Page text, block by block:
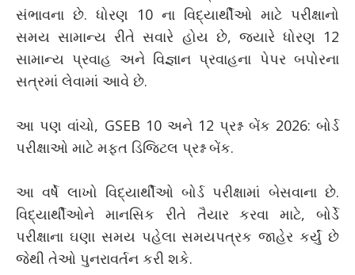
સંભાવના છે. ધોરણ 10 ના વિદ્યાર્થીઓ માટે પરીક્ષાનો
સમય સામાન્ય રીતે સવારે હોય છે, જ્યારે ધોરણ 12
સામાન્ય પ્રવાહ અને વિજ્ઞાન પ્રવાહના પેપર બપોરના
સત્રમાં લેવામાં આવે છે.
આ પણ વાંચો, GSEB 10 અને 12 પ્રશ્ન બેંક 2026: બોર્ડ
પરીક્ષાઓ માટે મફત ડિજિટલ પ્રશ્ન બેંક.
આ વર્ષે લાખો વિદ્યાર્થીઓ બોર્ડ પરીક્ષામાં બેસવાના છે.
વિદ્યાર્થીઓને માનસિક રીતે તૈયાર કરવા માટે, બોર્ડે
પરીક્ષાના ઘણા સમય પહેલા સમયપત્રક જાહેર કર્યું છે
જેથી તેઓ પુનરાવર્તન કરી શકે.